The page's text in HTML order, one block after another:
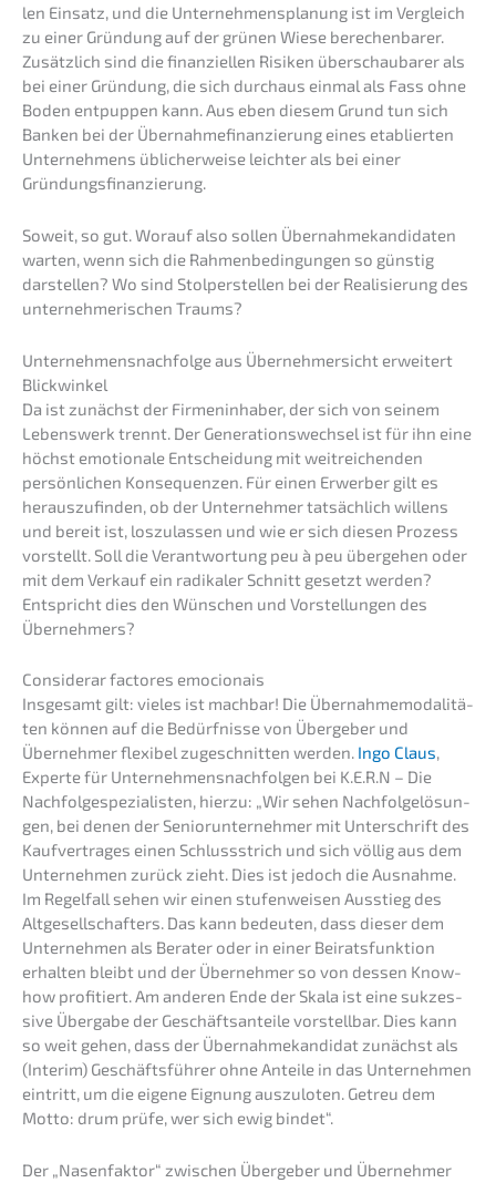
len Einsatz, und die Unter­neh­mens­pla­nung ist im Vergleich
zu einer Gründung auf der grünen Wiese berechen­ba­rer.
Zusätz­lich sind die finan­zi­el­len Risiken überschau­ba­rer als
bei einer Gründung, die sich durch­aus einmal als Fass ohne
Boden entpup­pen kann. Aus eben diesem Grund tun sich
Banken bei der Übernah­me­fi­nan­zie­rung eines etablier­ten
Unter­neh­mens üblicher­wei­se leich­ter als bei einer
Gründungsfinanzierung.
Soweit, so gut. Worauf also sollen Übernah­me­kan­di­da­ten
warten, wenn sich die Rahmen­be­din­gun­gen so günstig
darstel­len? Wo sind Stolper­stel­len bei der Reali­sie­rung des
unter­neh­me­ri­schen Traums?
Unternehmens­nachfolge aus Überneh­mer­sicht erwei­tert
Blickwinkel
Da ist zunächst der Firmen­in­ha­ber, der sich von seinem
Lebens­werk trennt. Der Generations­wechsel ist für ihn eine
höchst emotio­na­le Entschei­dung mit weitrei­chen­den
persön­li­chen Konse­quen­zen. Für einen Erwer­ber gilt es
heraus­zu­fin­den, ob der Unter­neh­mer tatsäch­lich willens
und bereit ist, loszu­las­sen und wie er sich diesen Prozess
vorstellt. Soll die Verant­wor­tung peu à peu überge­hen oder
mit dem Verkauf ein radika­ler Schnitt gesetzt werden?
Entspricht dies den Wünschen und Vorstel­lun­gen des
Übernehmers?
Considerar facto­res emocionais
Insge­samt gilt: vieles ist machbar! Die Übernah­me­mo­da­li­tä­
ten können auf die Bedürf­nis­se von Überge­ber und
Überneh­mer flexi­bel zugeschnit­ten werden. Ingo Claus,
Exper­te für Unter­neh­mens­nach­fol­gen bei K.E.R.N – Die
Nachfolge­spezialisten, hierzu: „Wir sehen Nachfol­ge­lö­sun­
gen, bei denen der Senior­un­ter­neh­mer mit Unter­schrift des
Kaufver­tra­ges einen Schluss­strich und sich völlig aus dem
Unter­neh­men zurück zieht. Dies ist jedoch die Ausnah­me.
Im Regel­fall sehen wir einen stufen­wei­sen Ausstieg des
Altge­sell­schaf­ters. Das kann bedeu­ten, dass dieser dem
Unter­neh­men als Berater oder in einer Beirats­funk­ti­on
erhal­ten bleibt und der Überneh­mer so von dessen Know-
how profi­tiert. Am anderen Ende der Skala ist eine sukzes­
si­ve Überga­be der Geschäfts­an­tei­le vorstell­bar. Dies kann
so weit gehen, dass der Übernah­me­kan­di­dat zunächst als
(Interim) Geschäfts­füh­rer ohne Antei­le in das Unter­neh­men
eintritt, um die eigene Eignung auszu­lo­ten. Getreu dem
Motto: drum prüfe, wer sich ewig bindet“.
Der „Nasen­fak­tor“ zwischen Überge­ber und Überneh­mer